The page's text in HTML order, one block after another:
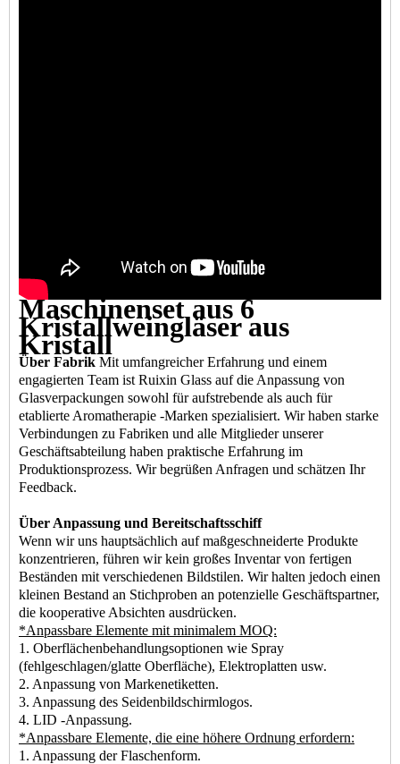
Maschinenset aus 6
Kristallweingläser aus
Kristall
Über Fabrik Mit umfangreicher Erfahrung und einem
engagierten Team ist Ruixin Glass auf die Anpassung von
Glasverpackungen sowohl für aufstrebende als auch für
etablierte Aromatherapie -Marken spezialisiert. Wir haben starke
Verbindungen zu Fabriken und alle Mitglieder unserer
Geschäftsabteilung haben praktische Erfahrung im
Produktionsprozess. Wir begrüßen Anfragen und schätzen Ihr
Feedback.
Über Anpassung und Bereitschaftsschiff
Wenn wir uns hauptsächlich auf maßgeschneiderte Produkte
konzentrieren, führen wir kein großes Inventar von fertigen
Beständen mit verschiedenen Bildstilen. Wir halten jedoch einen
kleinen Bestand an Stichproben an potenzielle Geschäftspartner,
die kooperative Absichten ausdrücken.
*Anpassbare Elemente mit minimalem MOQ:
1. Oberflächenbehandlungsoptionen wie Spray
(fehlgeschlagen/glatte Oberfläche), Elektroplatten usw.
2. Anpassung von Markenetiketten.
3. Anpassung des Seidenbildschirmlogos.
4. LID -Anpassung.
*Anpassbare Elemente, die eine höhere Ordnung erfordern:
1. Anpassung der Flaschenform.